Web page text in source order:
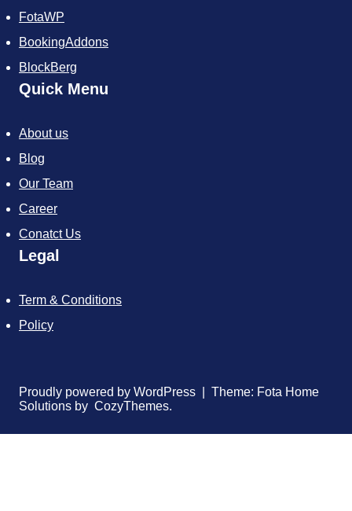
FotaWP
BookingAddons
BlockBerg
Quick Menu
About us
Blog
Our Team
Career
Conatct Us
Legal
Term & Conditions
Policy
Proudly powered by WordPress | Theme: Fota Home
Solutions by CozyThemes.